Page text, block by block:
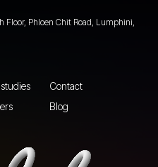
Floor, Phloen Chit Road, Lumphini,
Contact
Blog